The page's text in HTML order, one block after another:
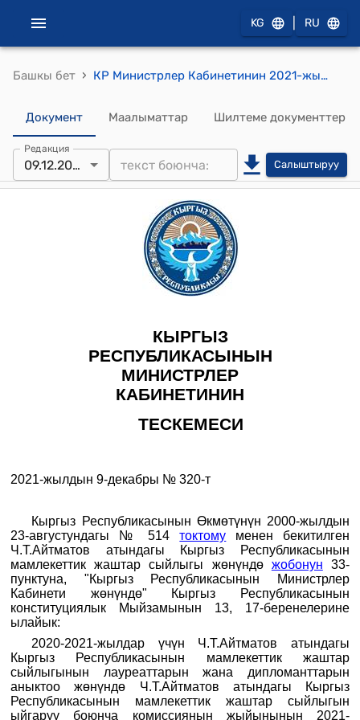
KG RU
Башкы бет › КР Министрлер Кабинетинин 2021-жылдын 9-декабрындагы № 320-т "Ч.Т.Айтматов атындагы Кыргыз Республикасынын мамлекеттик жаштар сыйлыгы жөнүндө" тескемеси
Документ Маалыматтар Шилтеме документтер
Редакция
09.12.2021 Салыштыруу